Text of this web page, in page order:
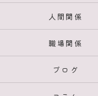
人間関係
職場関係
ブログ